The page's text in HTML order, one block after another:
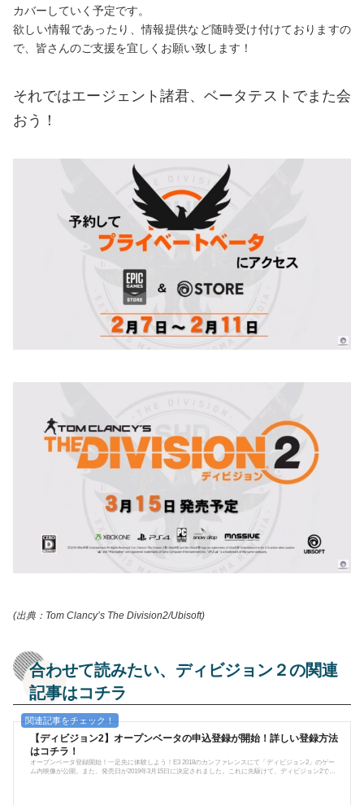
カバーしていく予定です。
欲しい情報であったり、情報提供など随時受け付けておりますの
で、皆さんのご支援を宜しくお願い致します！
それではエージェント諸君、ベータテストでまた会
おう！
(出典：Tom Clancy’s The Division2/Ubisoft)
合わせて読みたい、ディビジョン２の関連
記事はコチラ
【ディビジョン2】オープンベータの申込登録が開始！詳しい登録方法
はコチラ！
オープンベータ登録開始！一足先に体験しよう！E3 2018のカンファレンスにて「ディビジョン2」のゲー
ム内映像が公開。また、発売日が2019年3月15日に決定されました。これに先駆けて、ディビジョン2では